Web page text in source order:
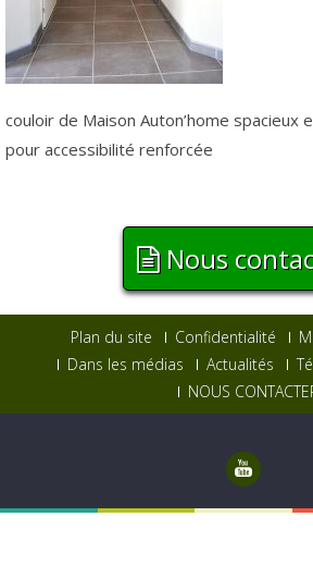
couloir de Maison Auton’home spacieux
pour accessibilité renforcée
Nous
Plan du site Confidentialité
Dans les médias
Actualités
NOUS